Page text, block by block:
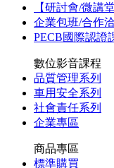
【研討會/微講
企業包班/合作
PECB國際認證
數位影音課程
品質管理系列
車用安全系列
社會責任系列
企業專區
商品專區
標準購買